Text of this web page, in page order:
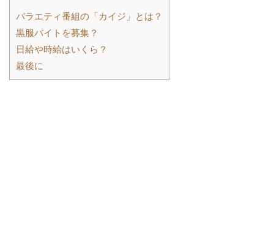
バラエティ番組の「カイジ」とは？
黒服バイトを募集？
日給や時給はいくら？
最後に